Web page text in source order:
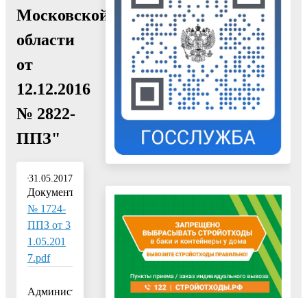
Московской
области
от
12.12.2016
№ 2822-
ППЗ"
31.05.2017
Документ:
№ 1724-
ППЗ от 3
1.05.201
7.pdf
Администрация